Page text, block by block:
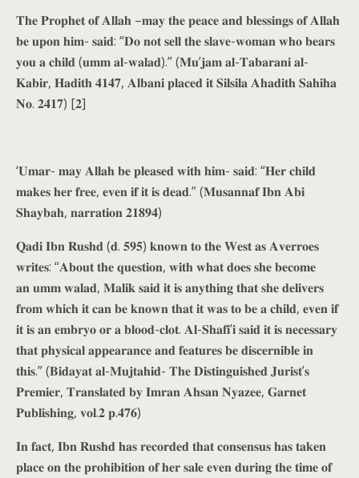
𝐓𝐡𝐞 𝐏𝐫𝐨𝐩𝐡𝐞𝐭 𝐨𝐟 𝐀𝐥𝐥𝐚𝐡 –𝐦𝐚𝐲 𝐭𝐡𝐞 𝐩𝐞𝐚𝐜𝐞 𝐚𝐧𝐝 𝐛𝐥𝐞𝐬𝐬𝐢𝐧𝐠𝐬 𝐨𝐟 𝐀𝐥𝐥𝐚𝐡
𝐛𝐞 𝐮𝐩𝐨𝐧 𝐡𝐢𝐦- 𝐬𝐚𝐢𝐝: “𝐃𝐨 𝐧𝐨𝐭 𝐬𝐞𝐥𝐥 𝐭𝐡𝐞 𝐬𝐥𝐚𝐯𝐞-𝐰𝐨𝐦𝐚𝐧 𝐰𝐡𝐨 𝐛𝐞𝐚𝐫𝐬
𝐲𝐨𝐮 𝐚 𝐜𝐡𝐢𝐥𝐝 (𝐮𝐦𝐦 𝐚𝐥-𝐰𝐚𝐥𝐚𝐝).” (𝐌𝐮’𝐣𝐚𝐦 𝐚𝐥-𝐓𝐚𝐛𝐚𝐫𝐚𝐧𝐢 𝐚𝐥-
𝐊𝐚𝐛𝐢𝐫, 𝐇𝐚𝐝𝐢𝐭𝐡 𝟒𝟏𝟒𝟕, 𝐀𝐥𝐛𝐚𝐧𝐢 𝐩𝐥𝐚𝐜𝐞𝐝 𝐢𝐭 𝐒𝐢𝐥𝐬𝐢𝐥𝐚 𝐀𝐡𝐚𝐝𝐢𝐭𝐡 𝐒𝐚𝐡𝐢𝐡𝐚
𝐍𝐨. 𝟐𝟒𝟏𝟕) [𝟐]
‘𝐔𝐦𝐚𝐫- 𝐦𝐚𝐲 𝐀𝐥𝐥𝐚𝐡 𝐛𝐞 𝐩𝐥𝐞𝐚𝐬𝐞𝐝 𝐰𝐢𝐭𝐡 𝐡𝐢𝐦- 𝐬𝐚𝐢𝐝: “𝐇𝐞𝐫 𝐜𝐡𝐢𝐥𝐝
𝐦𝐚𝐤𝐞𝐬 𝐡𝐞𝐫 𝐟𝐫𝐞𝐞, 𝐞𝐯𝐞𝐧 𝐢𝐟 𝐢𝐭 𝐢𝐬 𝐝𝐞𝐚𝐝.” (𝐌𝐮𝐬𝐚𝐧𝐧𝐚𝐟 𝐈𝐛𝐧 𝐀𝐛𝐢
𝐒𝐡𝐚𝐲𝐛𝐚𝐡, 𝐧𝐚𝐫𝐫𝐚𝐭𝐢𝐨𝐧 𝟐𝟏𝟖𝟗𝟒)
𝐐𝐚𝐝𝐢 𝐈𝐛𝐧 𝐑𝐮𝐬𝐡𝐝 (𝐝. 𝟓𝟗𝟓) 𝐤𝐧𝐨𝐰𝐧 𝐭𝐨 𝐭𝐡𝐞 𝐖𝐞𝐬𝐭 𝐚𝐬 𝐀𝐯𝐞𝐫𝐫𝐨𝐞𝐬
𝐰𝐫𝐢𝐭𝐞𝐬: “𝐀𝐛𝐨𝐮𝐭 𝐭𝐡𝐞 𝐪𝐮𝐞𝐬𝐭𝐢𝐨𝐧, 𝐰𝐢𝐭𝐡 𝐰𝐡𝐚𝐭 𝐝𝐨𝐞𝐬 𝐬𝐡𝐞 𝐛𝐞𝐜𝐨𝐦𝐞
𝐚𝐧 𝐮𝐦𝐦 𝐰𝐚𝐥𝐚𝐝, 𝐌𝐚𝐥𝐢𝐤 𝐬𝐚𝐢𝐝 𝐢𝐭 𝐢𝐬 𝐚𝐧𝐲𝐭𝐡𝐢𝐧𝐠 𝐭𝐡𝐚𝐭 𝐬𝐡𝐞 𝐝𝐞𝐥𝐢𝐯𝐞𝐫𝐬
𝐟𝐫𝐨𝐦 𝐰𝐡𝐢𝐜𝐡 𝐢𝐭 𝐜𝐚𝐧 𝐛𝐞 𝐤𝐧𝐨𝐰𝐧 𝐭𝐡𝐚𝐭 𝐢𝐭 𝐰𝐚𝐬 𝐭𝐨 𝐛𝐞 𝐚 𝐜𝐡𝐢𝐥𝐝, 𝐞𝐯𝐞𝐧 𝐢𝐟
𝐢𝐭 𝐢𝐬 𝐚𝐧 𝐞𝐦𝐛𝐫𝐲𝐨 𝐨𝐫 𝐚 𝐛𝐥𝐨𝐨𝐝-𝐜𝐥𝐨𝐭. 𝐀𝐥-𝐒𝐡𝐚𝐟𝐢’𝐢 𝐬𝐚𝐢𝐝 𝐢𝐭 𝐢𝐬 𝐧𝐞𝐜𝐞𝐬𝐬𝐚𝐫𝐲
𝐭𝐡𝐚𝐭 𝐩𝐡𝐲𝐬𝐢𝐜𝐚𝐥 𝐚𝐩𝐩𝐞𝐚𝐫𝐚𝐧𝐜𝐞 𝐚𝐧𝐝 𝐟𝐞𝐚𝐭𝐮𝐫𝐞𝐬 𝐛𝐞 𝐝𝐢𝐬𝐜𝐞𝐫𝐧𝐢𝐛𝐥𝐞 𝐢𝐧
𝐭𝐡𝐢𝐬.” (𝐁𝐢𝐝𝐚𝐲𝐚𝐭 𝐚𝐥-𝐌𝐮𝐣𝐭𝐚𝐡𝐢𝐝- 𝐓𝐡𝐞 𝐃𝐢𝐬𝐭𝐢𝐧𝐠𝐮𝐢𝐬𝐡𝐞𝐝 𝐉𝐮𝐫𝐢𝐬𝐭’𝐬
𝐏𝐫𝐞𝐦𝐢𝐞𝐫, 𝐓𝐫𝐚𝐧𝐬𝐥𝐚𝐭𝐞𝐝 𝐛𝐲 𝐈𝐦𝐫𝐚𝐧 𝐀𝐡𝐬𝐚𝐧 𝐍𝐲𝐚𝐳𝐞𝐞, 𝐆𝐚𝐫𝐧𝐞𝐭
𝐏𝐮𝐛𝐥𝐢𝐬𝐡𝐢𝐧𝐠, 𝐯𝐨𝐥.𝟐 𝐩.𝟒𝟕𝟔)
𝐈𝐧 𝐟𝐚𝐜𝐭, 𝐈𝐛𝐧 𝐑𝐮𝐬𝐡𝐝 𝐡𝐚𝐬 𝐫𝐞𝐜𝐨𝐫𝐝𝐞𝐝 𝐭𝐡𝐚𝐭 𝐜𝐨𝐧𝐬𝐞𝐧𝐬𝐮𝐬 𝐡𝐚𝐬 𝐭𝐚𝐤𝐞𝐧
𝐩𝐥𝐚𝐜𝐞 𝐨𝐧 𝐭𝐡𝐞 𝐩𝐫𝐨𝐡𝐢𝐛𝐢𝐭𝐢𝐨𝐧 𝐨𝐟 𝐡𝐞𝐫 𝐬𝐚𝐥𝐞 𝐞𝐯𝐞𝐧 𝐝𝐮𝐫𝐢𝐧𝐠 𝐭𝐡𝐞 𝐭𝐢𝐦𝐞 𝐨𝐟